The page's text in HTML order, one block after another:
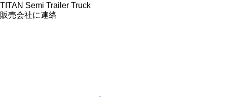
TITAN Semi Trailer Truck
販売会社に連絡